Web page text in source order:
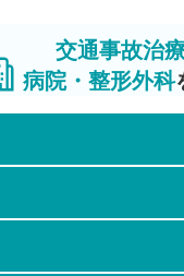
交通事故治
病院・整形外科